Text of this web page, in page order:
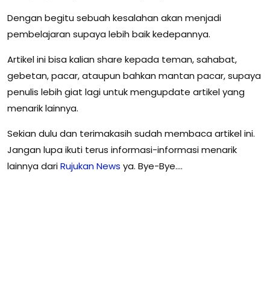
Dengan begitu sebuah kesalahan akan menjadi
pembelajaran supaya lebih baik kedepannya.
Artikel ini bisa kalian share kepada teman, sahabat,
gebetan, pacar, ataupun bahkan mantan pacar, supaya
penulis lebih giat lagi untuk mengupdate artikel yang
menarik lainnya.
Sekian dulu dan terimakasih sudah membaca artikel ini.
Jangan lupa ikuti terus informasi-informasi menarik
lainnya dariRujukan News ya. Bye-Bye….